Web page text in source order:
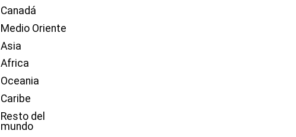
Canadá
Medio Oriente
Asia
Africa
Oceania
Caribe
Resto del
mundo